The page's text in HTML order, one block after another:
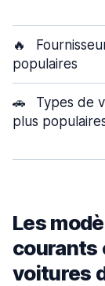
🔥
populaires
🚗
Types de
plus
Les
courants
voitures